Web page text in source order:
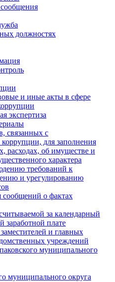
должностях
и иные акты в сфере
экспертиза
связанных с
для заполнения
расходах, об имуществе и
характера
требований к
и урегулированию
сообщений о фактах
за календарный
заработной плате
и главных
учреждений
муниципального
муниципального округа